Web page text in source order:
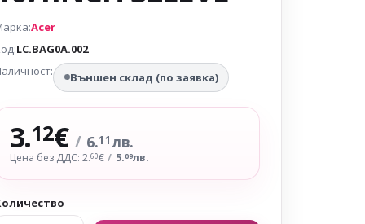
Acer
LC.BAG0A.002
Външен склад (по заявка)
3.12€ / 6.11лв.
Цена без ДДС: 2.60€ / 5.09лв.